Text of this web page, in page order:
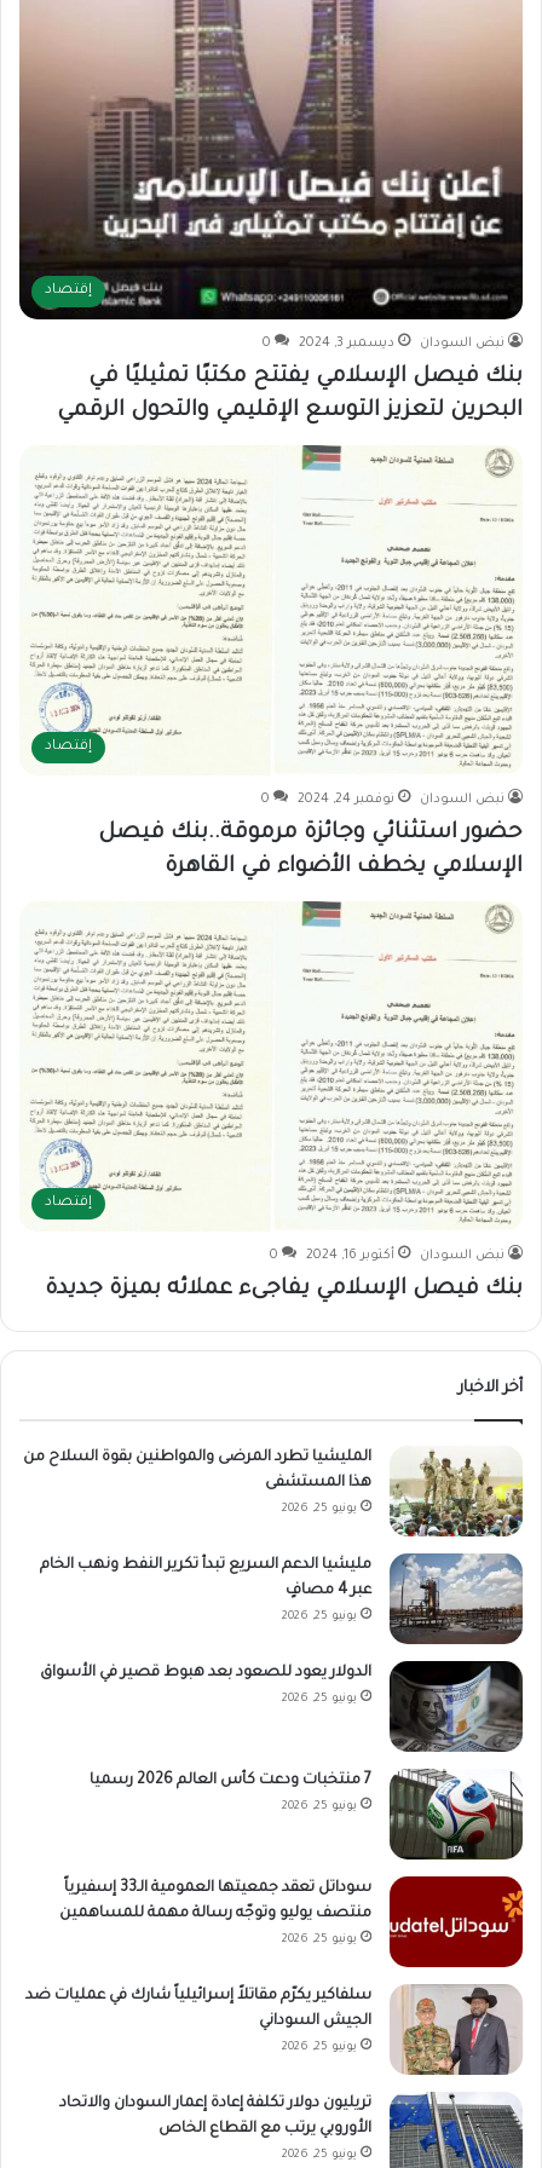
إقتصاد
نبض السودان ديسمبر 3, 2024 0
بنك فيصل الإسلامي يفتتح مكتبًا تمثيليًا في
البحرين لتعزيز التوسع الإقليمي والتحول الرقمي
إقتصاد
نبض السودان نوفمبر 24, 2024 0
حضور استثنائي وجائزة مرموقة..بنك فيصل
الإسلامي يخطف الأضواء في القاهرة
إقتصاد
نبض السودان أكتوبر 16, 2024 0
بنك فيصل الإسلامي يفاجىء عملائه بميزة جديدة
أخر الاخبار
المليشيا تطرد المرضى والمواطنين بقوة السلاح من
هذا المستشفى
يونيو 25, 2026
مليشيا الدعم السريع تبدأ تكرير النفط ونهب الخام
عبر 4 مصافٍ
يونيو 25, 2026
الدولار يعود للصعود بعد هبوط قصير في الأسواق
يونيو 25, 2026
7 منتخبات ودعت كأس العالم 2026 رسميا
يونيو 25, 2026
سوداتل تعقد جمعيتها العمومية الـ33 إسفيرياً
منتصف يوليو وتوجّه رسالة مهمة للمساهمين
يونيو 25, 2026
سلفاكير يكرّم مقاتلاً إسرائيلياً شارك في عمليات ضد
الجيش السوداني
يونيو 25, 2026
تريليون دولار تكلفة إعادة إعمار السودان والاتحاد
الأوروبي يرتب مع القطاع الخاص
يونيو 25, 2026